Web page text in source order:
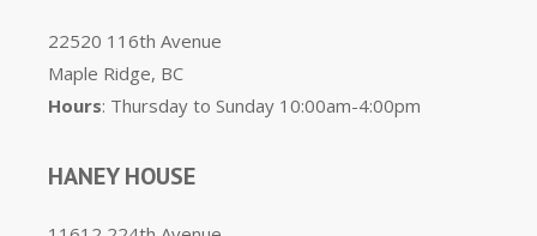
22520 116th Avenue
Maple Ridge, BC
Hours: Thursday to Sunday 10:00am-4:00pm
HANEY HOUSE